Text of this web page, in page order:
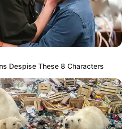
Despise These 8 Characters